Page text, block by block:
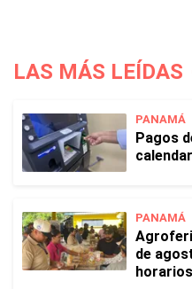
LAS MÁS LEÍDAS
PANAMÁ
Pagos
PANAMÁ
de
horarios